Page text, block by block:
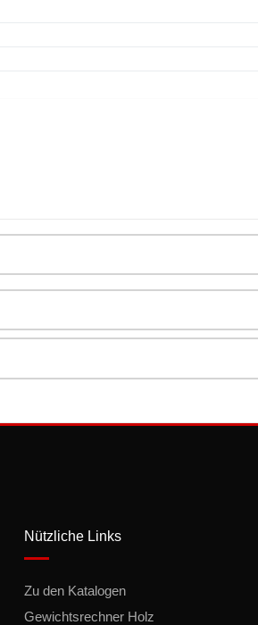
Nützliche Links
Zu den Katalogen
Gewichtsrechner Holz